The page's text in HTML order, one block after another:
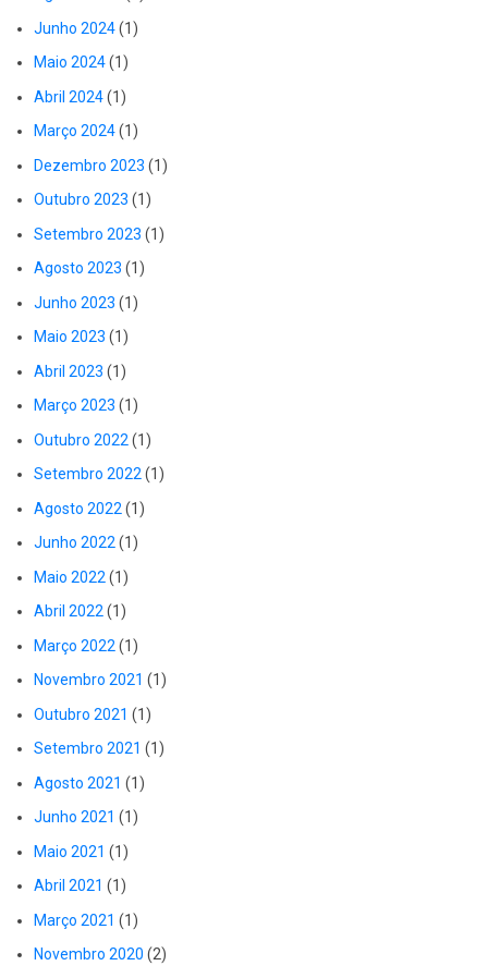
Junho 2024(1)
Maio 2024(1)
Abril 2024(1)
Março 2024(1)
Dezembro 2023 (1)
Outubro 2023 (1)
Setembro 2023 (1)
Agosto 2023 (1)
Junho 2023 (1)
Maio 2023 (1)
Abril 2023 (1)
Março 2023 (1)
Outubro 2022 (1)
Setembro 2022(1)
Agosto 2022 (1)
Junho 2022(1)
Maio 2022 (1)
Abril 2022(1)
Março 2022 (1)
Novembro 2021 (1)
Outubro 2021 (1)
Setembro 2021 (1)
Agosto 2021 (1)
Junho 2021 (1)
Maio 2021 (1)
Abril 2021 (1)
Março 2021 (1)
Novembro 2020 (2)